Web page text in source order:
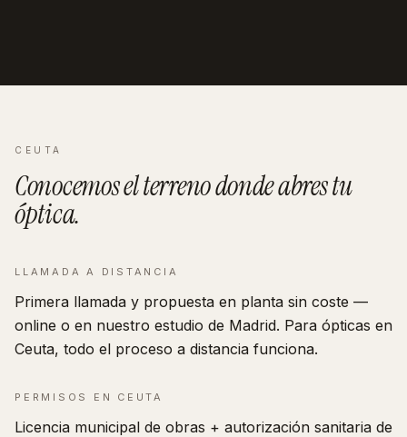
CEUTA
Conocemos el terreno donde abres tu
óptica.
LLAMADA A DISTANCIA
Primera llamada y propuesta en planta sin coste —
online o en nuestro estudio de Madrid. Para ópticas en
Ceuta, todo el proceso a distancia funciona.
PERMISOS EN CEUTA
Licencia municipal de obras + autorización sanitaria de